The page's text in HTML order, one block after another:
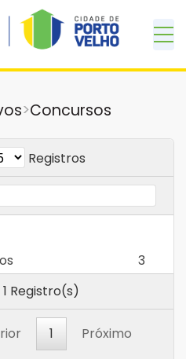
>Concursos
Registros
3
Registro(s)
1
Próximo